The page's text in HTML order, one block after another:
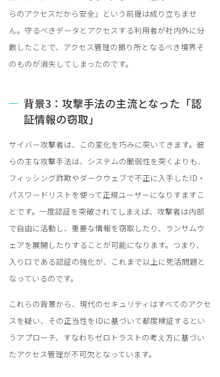
らのアクセスだから安全」という前提は成り立ちませ
ん。守るべきデータとアクセスする利用者が社内外に分
散したことで、アクセス管理の拠り所となるべき境界そ
のものが消失してしまったのです。
背景3：攻撃手法の主流となった「認
証情報の窃取」
サイバー攻撃者は、この変化を巧みに突いてきます。彼
らの主な攻撃手法は、システムの脆弱性を突くよりも、
フィッシング詐欺やダークウェブで不正に入手したID・
パスワードリストを使って正規ユーザーになりすますこ
とです。一度認証を突破されてしまえば、攻撃者は内部
で自由に活動し、重要な情報を窃取したり、ランサムウ
ェアを展開したりすることが可能になります。つまり、
入り口である認証の強化が、これまで以上に死活問題と
なっているのです。
これらの背景から、現代のセキュリティはすべてのアクセ
スを疑い、その正当性をIDに基づいて都度検証するとい
うアプローチ、すなわちゼロトラストの考え方に基づい
たアクセス管理が不可欠となっています。